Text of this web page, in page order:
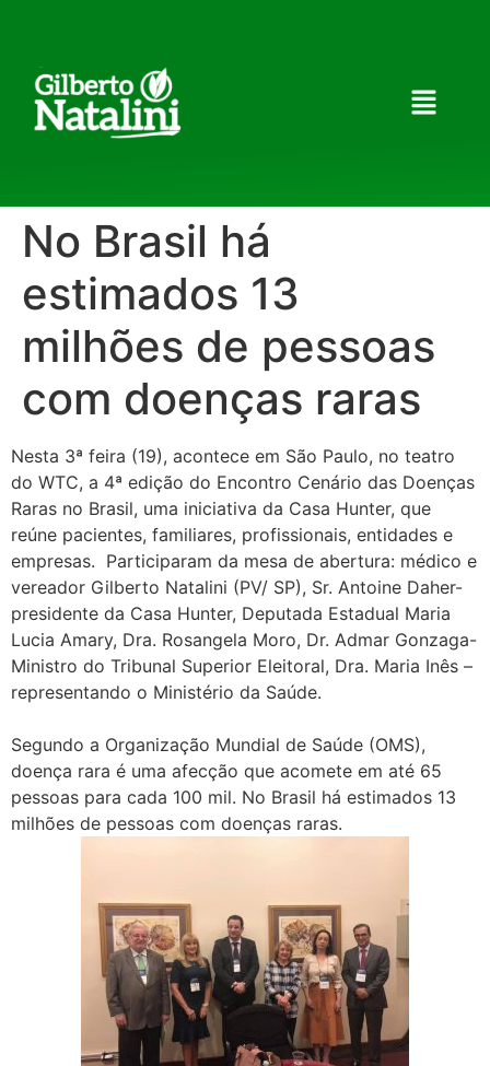
No Brasil há
estimados 13
milhões de pessoas
com doenças raras
Nesta 3ª feira (19), acontece em São Paulo, no teatro
do WTC, a 4ª edição do Encontro Cenário das Doenças
Raras no Brasil, uma iniciativa da Casa Hunter, que
reúne pacientes, familiares, profissionais, entidades e
empresas. Participaram da mesa de abertura: médico e
vereador Gilberto Natalini (PV/ SP), Sr. Antoine Daher-
presidente da Casa Hunter, Deputada Estadual Maria
Lucia Amary, Dra. Rosangela Moro, Dr. Admar Gonzaga-
Ministro do Tribunal Superior Eleitoral, Dra. Maria Inês –
representando o Ministério da Saúde.
Segundo a Organização Mundial de Saúde (OMS),
doença rara é uma afecção que acomete em até 65
pessoas para cada 100 mil. No Brasil há estimados 13
milhões de pessoas com doenças raras.